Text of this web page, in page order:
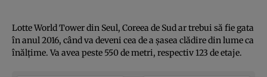
Lotte World Tower din Seul, Coreea de Sud ar trebui să fie gata
în anul 2016, când va deveni cea de a şasea clădire din lume ca
înălţime. Va avea peste 550 de metri, respectiv 123 de etaje.